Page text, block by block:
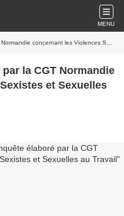
MENU
les Violences Sexistes et Sexuelles au Travail
la CGT Normandie
et Sexuelles